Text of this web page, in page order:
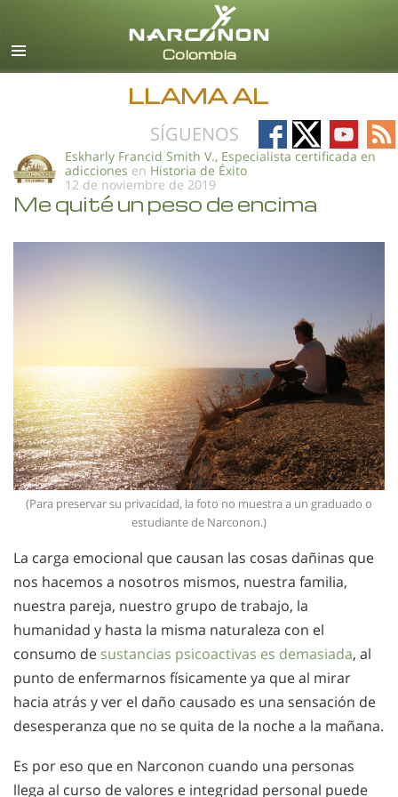
Español
Todas las Regiones/Idiomas
LLAMA AL
SÍGUENOS
Follow
on
Follow
on
Follow
on
on
Eskharly Francid Smith V., Especialista certificada en
adicciones en Historia de Éxito
12 de noviembre de 2019
Me quité un peso de encima
(Para preservar su privacidad, la foto no muestra a un graduado o
estudiante de Narconon.)
La carga emocional que causan las cosas dañinas que
nos hacemos a nosotros mismos, nuestra familia,
nuestra pareja, nuestro grupo de trabajo, la
humanidad y hasta la misma naturaleza con el
consumo de sustancias psicoactivas es demasiada, al
punto de enfermarnos físicamente ya que al mirar
hacia atrás y ver el daño causado es una sensación de
desesperanza que no se quita de la noche a la mañana.
Es por eso que en Narconon cuando una personas
llega al curso de valores e integridad personal puede